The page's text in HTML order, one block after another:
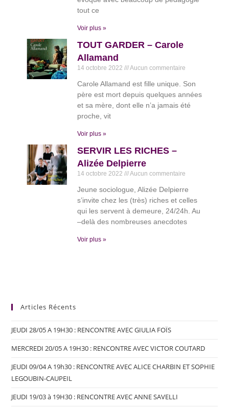
tout ce
Voir plus »
TOUT GARDER – Carole
Allamand
14 octobre 2022 Aucun commentaire
Carole Allamand est fille unique. Son
père est mort depuis quelques années
et sa mère, dont elle n’a jamais été
proche, vit
Voir plus »
SERVIR LES RICHES –
Alizée Delpierre
14 octobre 2022 Aucun commentaire
Jeune sociologue, Alizée Delpierre
s’invite chez les (très) riches et celles
qui les servent à demeure, 24/24h. Au
–delà des nombreuses anecdotes
Voir plus »
Articles Récents
JEUDI 28/05 A 19H30 : RENCONTRE AVEC GIULIA FOÏS
MERCREDI 20/05 A 19H30 : RENCONTRE AVEC VICTOR COUTARD
JEUDI 09/04 A 19h30 : RENCONTRE AVEC ALICE CHARBIN ET SOPHIE
LEGOUBIN-CAUPEIL
JEUDI 19/03 à 19H30 : RENCONTRE AVEC ANNE SAVELLI